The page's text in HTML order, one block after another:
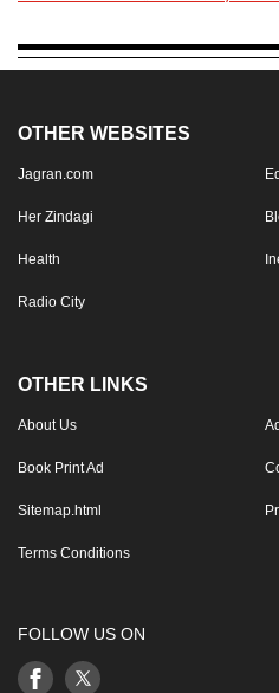
OTHER WEBSITES
Jagran.com
Her Zindagi
Health
Radio City
OTHER LINKS
About Us
Book Print Ad
Sitemap.html
Terms Conditions
FOLLOW US ON